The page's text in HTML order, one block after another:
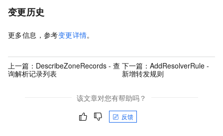
变更历史
更多信息，参考变更详情。
上一篇： DescribeZoneRecords - 查
询解析记录列表
下一篇：AddResolverRule -
新增转发规则
该文章对您有帮助吗？
反馈